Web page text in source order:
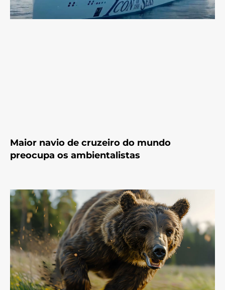
Maior navio de cruzeiro do mundo
preocupa os ambientalistas